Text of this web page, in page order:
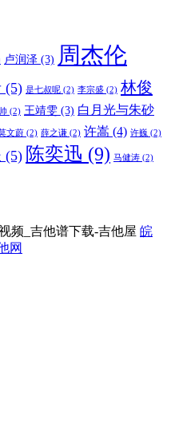
卢润泽 (3) 周杰伦
(5) 是七叔呢 (2) 李宗盛 (2) 林俊
(2) 王靖雯 (3) 白月光与朱砂
文蔚 (2) 薛之谦 (2) 许嵩 (4) 许巍 (2)
(5) 陈奕迅 (9) 马健涛 (2)
频_吉他谱下载-吉他屋 皖
网